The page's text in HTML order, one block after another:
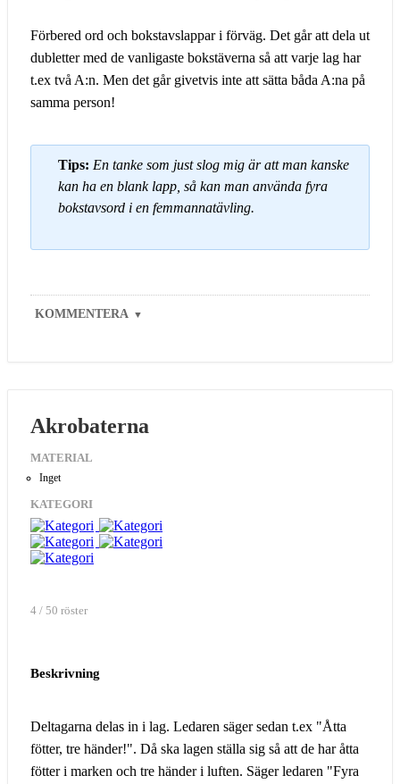
Förbered ord och bokstavslappar i förväg. Det går att dela ut
dubletter med de vanligaste bokstäverna så att varje lag har
t.ex två A:n. Men det går givetvis inte att sätta båda A:na på
samma person!
Tips: En tanke som just slog mig är att man kanske
kan ha en blank lapp, så kan man använda fyra
bokstavsord i en femmannatävling.
KOMMENTERA ▼
Akrobaterna
MATERIAL
Inget
KATEGORI
4 / 50 röster
Beskrivning
Deltagarna delas in i lag. Ledaren säger sedan t.ex "Åtta
fötter, tre händer!". Då ska lagen ställa sig så att de har åtta
fötter i marken och tre händer i luften. Säger ledaren "Fyra